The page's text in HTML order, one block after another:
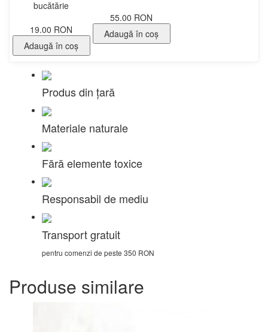
bucătărie
19.00 RON
Adaugă în coş
55.00 RON
Adaugă în coş
Produs din țară
Materiale naturale
Fără elemente toxice
Responsabil de mediu
Transport gratuit
pentru comenzi de peste 350 RON
Produse similare